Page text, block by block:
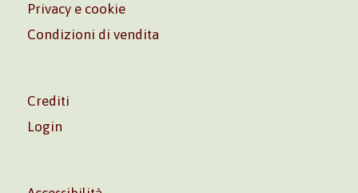
Privacy e cookie
Condizioni di vendita
Crediti
Login